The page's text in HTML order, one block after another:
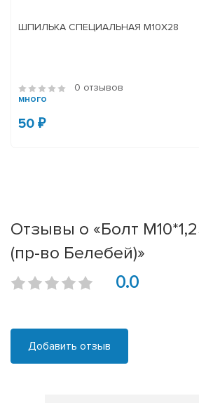
ШПИЛЬКА СПЕЦИАЛЬНАЯ М10Х28
0 отзывов
много
50 ₽
Отзывы о «Болт
(пр-во Белебей)»
0.0
Добавить отзыв